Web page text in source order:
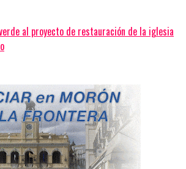
al proyecto de restauración de la iglesia